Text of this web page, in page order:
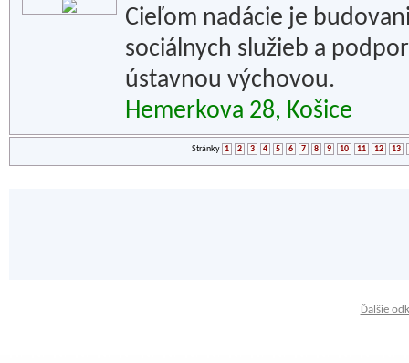
Cieľom nadácie je
sociálnych služieb a
ústavnou výchovou.
Hemerkova 28, Košice
Stránky 1 2 3 4 5 6 7 8 9 10 11 12 13
Ďalšie